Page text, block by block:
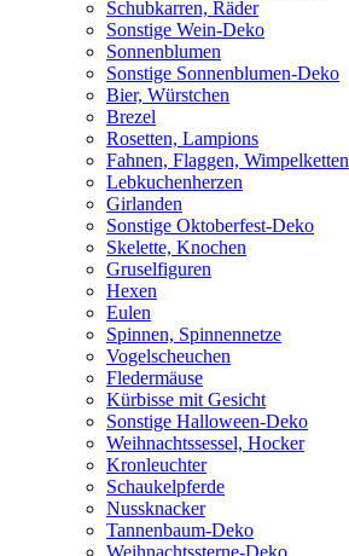
Schubkarren, Räder
Sonstige Wein-Deko
Sonnenblumen
Sonstige Sonnenblumen-Deko
Bier, Würstchen
Brezel
Rosetten, Lampions
Fahnen, Flaggen, Wimpelketten
Lebkuchenherzen
Girlanden
Sonstige Oktoberfest-Deko
Skelette, Knochen
Gruselfiguren
Hexen
Eulen
Spinnen, Spinnennetze
Vogelscheuchen
Fledermäuse
Kürbisse mit Gesicht
Sonstige Halloween-Deko
Weihnachtssessel, Hocker
Kronleuchter
Schaukelpferde
Nussknacker
Tannenbaum-Deko
Weihnachtssterne-Deko